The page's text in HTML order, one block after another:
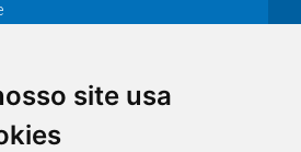
site usa